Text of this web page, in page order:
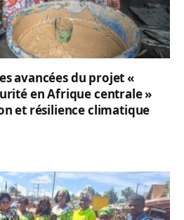
avancées du projet «
en Afrique centrale »
et résilience climatique